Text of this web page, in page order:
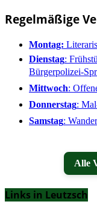
Regelmäßige
Montag:
Dienstag:
Bürgerpolizei-
Mittwoch:
Donnerstag:
Samstag:
Alle
Links in Leutzsch